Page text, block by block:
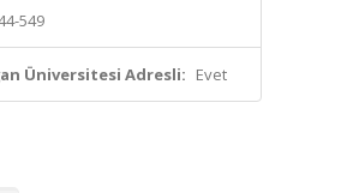
549
Üniversitesi Adresli: Evet